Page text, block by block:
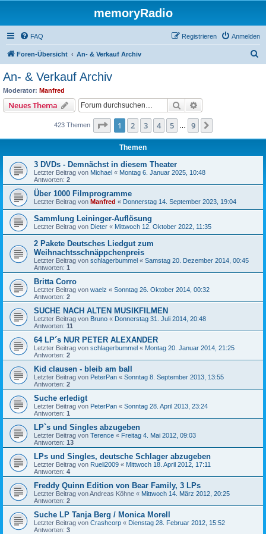
memoryRadio
FAQ Anmelden
Registrieren
Foren-Übersicht An- & Verkauf Archiv
An- & Verkauf Archiv
Moderator: Manfred
Neues Thema Suche
423 Themen Seite 1von
1 2 3 4 5 9
Themen
3 DVDs - Demnächst in diesem Theater
Letzter Beitrag von Michael « Montag 6. Januar 2025, 10:48
Antworten: 2
Über 1000 Filmprogramme
Letzter Beitrag von Manfred « Donnerstag 14. September 2023, 19:04
Sammlung Leininger-Auflösung
Letzter Beitrag von Dieter « Mittwoch 12. Oktober 2022, 11:35
2 Pakete Deutsches Liedgut zum
Weihnachtsschnäppchenpreis
Letzter Beitrag von schlagerbummel « Samstag 20. Dezember 2014, 00:45
Antworten: 1
Britta Corro
Letzter Beitrag von waelz « Sonntag 26. Oktober 2014, 00:32
Antworten: 2
SUCHE NACH ALTEN MUSIKFILMEN
Letzter Beitrag von Bruno « Donnerstag 31. Juli 2014, 20:48
Antworten: 11
64 LP´s NUR PETER ALEXANDER
Letzter Beitrag von schlagerbummel « Montag 20. Januar 2014, 21:25
Antworten: 2
Kid clausen - bleib am ball
Letzter Beitrag von PeterPan « Sonntag 8. September 2013, 13:55
Antworten: 2
Suche erledigt
Letzter Beitrag von PeterPan « Sonntag 28. April 2013, 23:24
Antworten: 1
LP`s und Singles abzugeben
Letzter Beitrag von Terence « Freitag 4. Mai 2012, 09:03
Antworten: 13
LPs und Singles, deutsche Schlager abzugeben
Letzter Beitrag von Rueli2009 « Mittwoch 18. April 2012, 17:11
Antworten: 4
Freddy Quinn Edition von Bear Family, 3 LPs
Letzter Beitrag vonAndreas Köhne « Mittwoch 14. März 2012, 20:25
Antworten: 2
Suche LP Tanja Berg / Monica Morell
Letzter Beitrag von Crashcorp « Dienstag 28. Februar 2012, 15:52
Antworten: 3